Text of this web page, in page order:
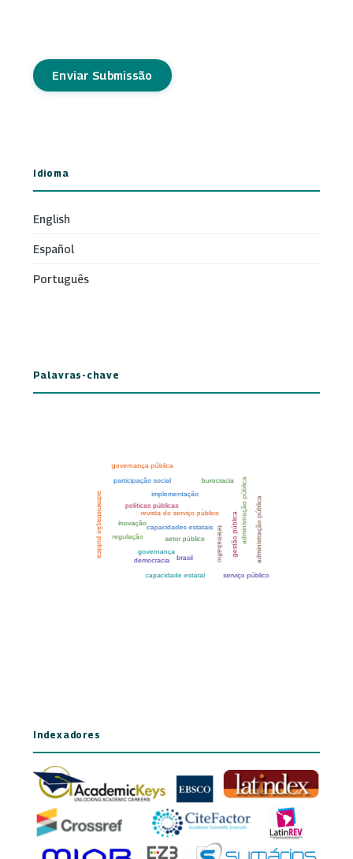
Enviar Submissão
Idioma
English
Español
Português
Palavras-chave
Indexadores